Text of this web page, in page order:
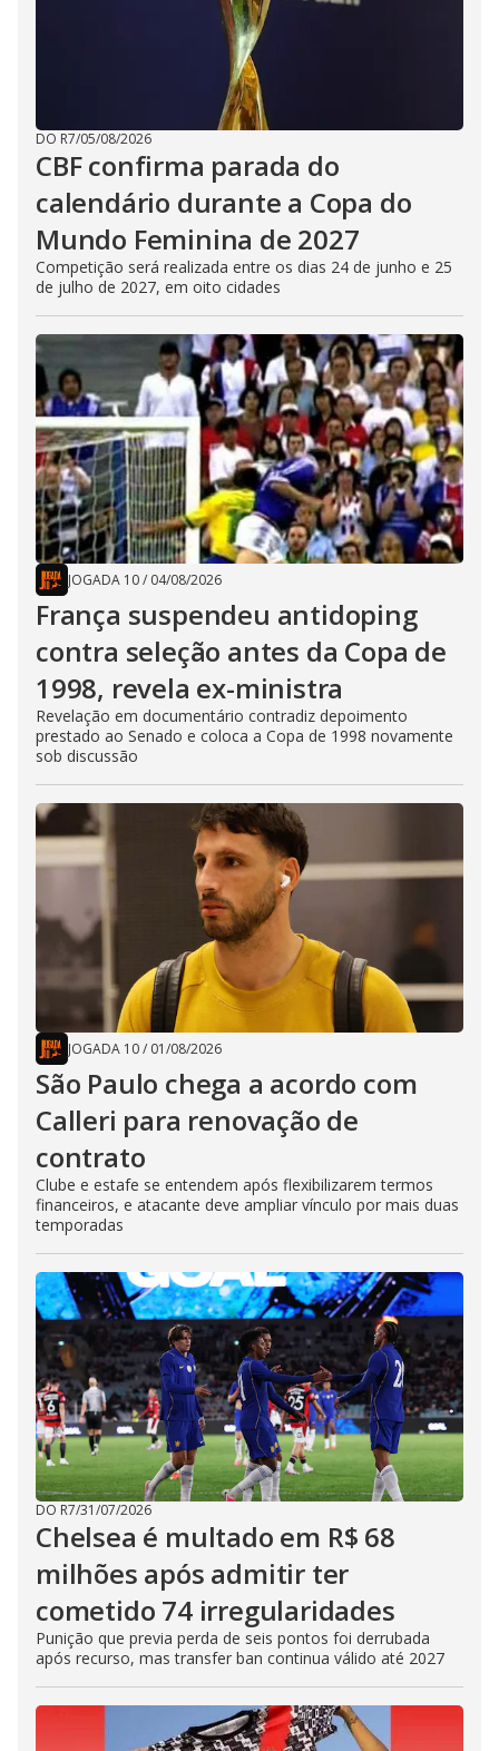
DO R7/05/08/2026
CBF confirma parada do
calendário durante a Copa do
Mundo Feminina de 2027
Competição será realizada entre os dias 24 de junho e 25
de julho de 2027, em oito cidades
JOGADA 10/ 04/08/2026
França suspendeu antidoping
contra seleção antes da Copa de
1998, revela ex-ministra
Revelação em documentário contradiz depoimento
prestado ao Senado e coloca a Copa de 1998 novamente
sob discussão
JOGADA 10/ 01/08/2026
São Paulo chega a acordo com
Calleri para renovação de
contrato
Clube e estafe se entendem após flexibilizarem termos
financeiros, e atacante deve ampliar vínculo por mais duas
temporadas
DO R7/31/07/2026
Chelsea é multado em R$ 68
milhões após admitir ter
cometido 74 irregularidades
Punição que previa perda de seis pontos foi derrubada
após recurso, mas transfer ban continua válido até 2027